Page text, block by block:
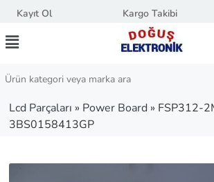
Kayıt Ol Kargo Takibi
Lcd Parçaları » Power Board » FSP312-
3BS0158413GP